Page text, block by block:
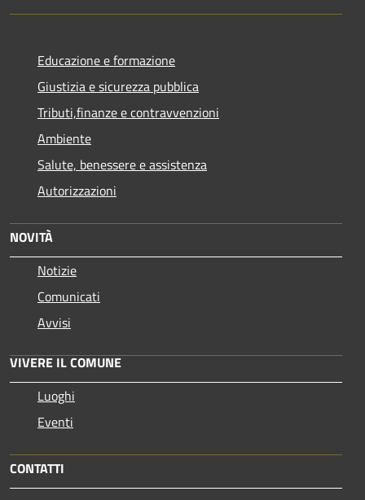
Educazione e formazione
Giustizia e sicurezza pubblica
Tributi,finanze e contravvenzioni
Ambiente
Salute, benessere e assistenza
Autorizzazioni
NOVITÀ
Notizie
Comunicati
Avvisi
VIVERE IL COMUNE
Luoghi
Eventi
CONTATTI